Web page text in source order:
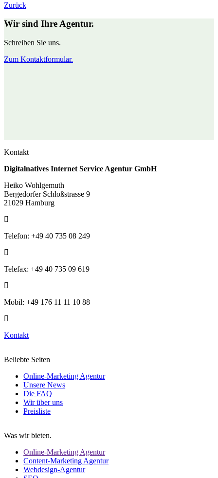
Zurück
Wir sind Ihre Agentur.
Schreiben Sie uns.
Zum Kontaktformular.
Kontakt
Digitalnatives Internet Service Agentur GmbH
Heiko Wohlgemuth
Bergedorfer Schloßstrasse 9
21029 Hamburg
Telefon: +49 40 735 08 249
Telefax: +49 40 735 09 619
Mobil: +49 176 11 11 10 88
Kontakt
Beliebte Seiten
Online-Marketing Agentur
Unsere News
Die FAQ
Wir über uns
Preisliste
Was wir bieten.
Online-Marketing Agentur
Content-Marketing Agentur
Webdesign-Agentur